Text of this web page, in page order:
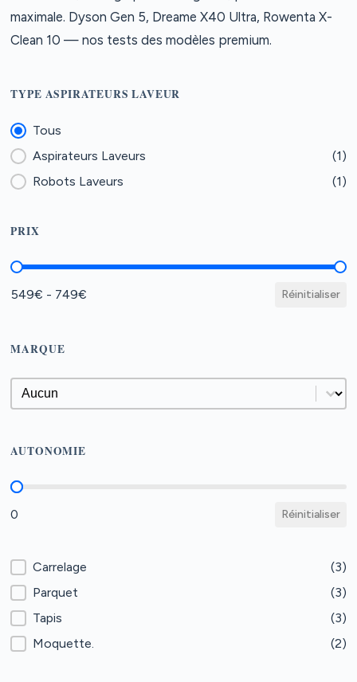
maximale. Dyson Gen 5, Dreame X40 Ultra, Rowenta X-
Clean 10 — nos tests des modèles premium.
TYPE ASPIRATEURS LAVEUR
Type aspirateurs laveur
Tous
Aspirateurs Laveurs
(1)
Robots Laveurs
(1)
PRIX
Prix
549€ - 749€ Réinitialiser
MARQUE
Marque
Marque
AUTONOMIE
Autonomie
0 Réinitialiser
Type de sol
Carrelage
(3)
Parquet
(3)
Tapis
(3)
Moquette.
(2)